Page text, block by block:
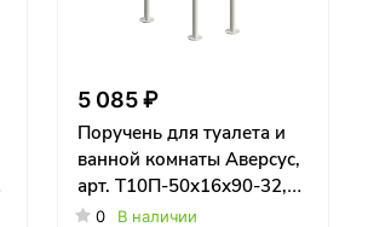
5 085 ₽
Поручень для туалета и
ванной комнаты Аверсус,
арт. Т10П-50х16х90-32,
правый
0 В наличии